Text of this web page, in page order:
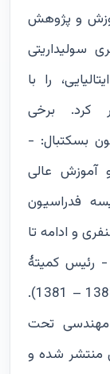
و پژوهش
مربیگری سولیداریتی
را با
کرد. برخی
بسکتبال: -
آموزش عالی
رئیسه فدراسیون
علی غضنفری و ادامه تا
- رئیس کمیتۀ
آموزش و پژوهش فدراسیون بسکتبال (1387 – 1381).
مهندسی تحت
منتشر شده و